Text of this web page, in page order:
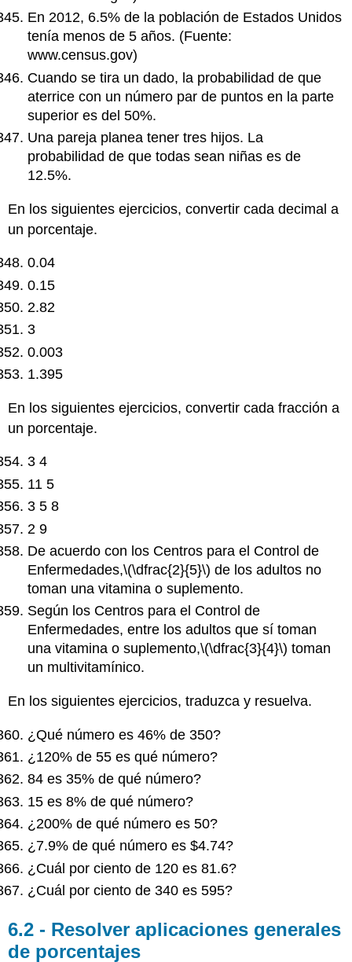
En 2012, 6.5% de la población de Estados Unidos
tenía menos de 5 años. (Fuente:
www.census.gov)
Cuando se tira un dado, la probabilidad de que
aterrice con un número par de puntos en la parte
superior es del 50%.
Una pareja planea tener tres hijos. La
probabilidad de que todas sean niñas es de
12.5%.
En los siguientes ejercicios, convertir cada decimal a
un porcentaje.
0.04
0.15
2.82
3
0.003
1.395
En los siguientes ejercicios, convertir cada fracción a
un porcentaje.
3 4
11 5
3 5 8
2 9
De acuerdo con los Centros para el Control de
Enfermedades,\(\dfrac{2}{5}\) de los adultos no
toman una vitamina o suplemento.
Según los Centros para el Control de
Enfermedades, entre los adultos que sí toman
una vitamina o suplemento,\(\dfrac{3}{4}\) toman
un multivitamínico.
En los siguientes ejercicios, traduzca y resuelva.
¿Qué número es 46% de 350?
¿120% de 55 es qué número?
84 es 35% de qué número?
15 es 8% de qué número?
¿200% de qué número es 50?
¿7.9% de qué número es $4.74?
¿Cuál por ciento de 120 es 81.6?
¿Cuál por ciento de 340 es 595?
6.2 - Resolver aplicaciones generales
de porcentajes